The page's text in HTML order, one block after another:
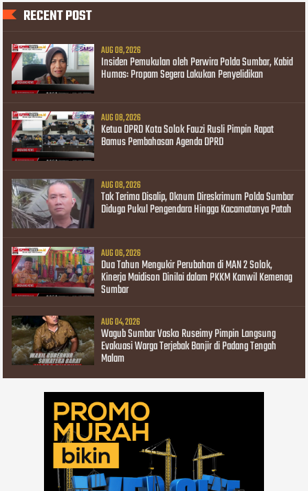
RECENT POST
AUG 08, 2026
Insiden Pemukulan oleh Perwira Polda Sumbar, Kabid
Humas: Propam Segera Lakukan Penyelidikan
AUG 08, 2026
Ketua DPRD Kota Solok Fauzi Rusli Pimpin Rapat
Bamus Pembahasan Agenda DPRD
AUG 08, 2026
Tak Terima Disalip, Oknum Direskrimum Polda Sumbar
Diduga Pukul Pengendara Hingga Kacamatanya Patah
AUG 06, 2026
Dua Tahun Mengukir Perubahan di MAN 2 Solok,
Kinerja Maidison Dinilai dalam PKKM Kanwil Kemenag
Sumbar
AUG 04, 2026
Wagub Sumbar Vasko Ruseimy Pimpin Langsung
Evakuasi Warga Terjebak Banjir di Padang Tengah
Malam